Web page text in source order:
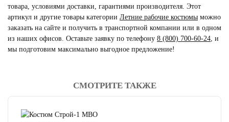
товара, условиями доставки, гарантиями производителя. Этот
артикул и другие товары категории Летние рабочие костюмы можно
заказать на сайте и получить в транспортной компании или в одном
из наших офисов. Оставьте заявку по телефону 8 (800) 700-60-24 и
мы подготовим максимально выгодное предложение!
СМОТРИТЕ ТАКЖЕ